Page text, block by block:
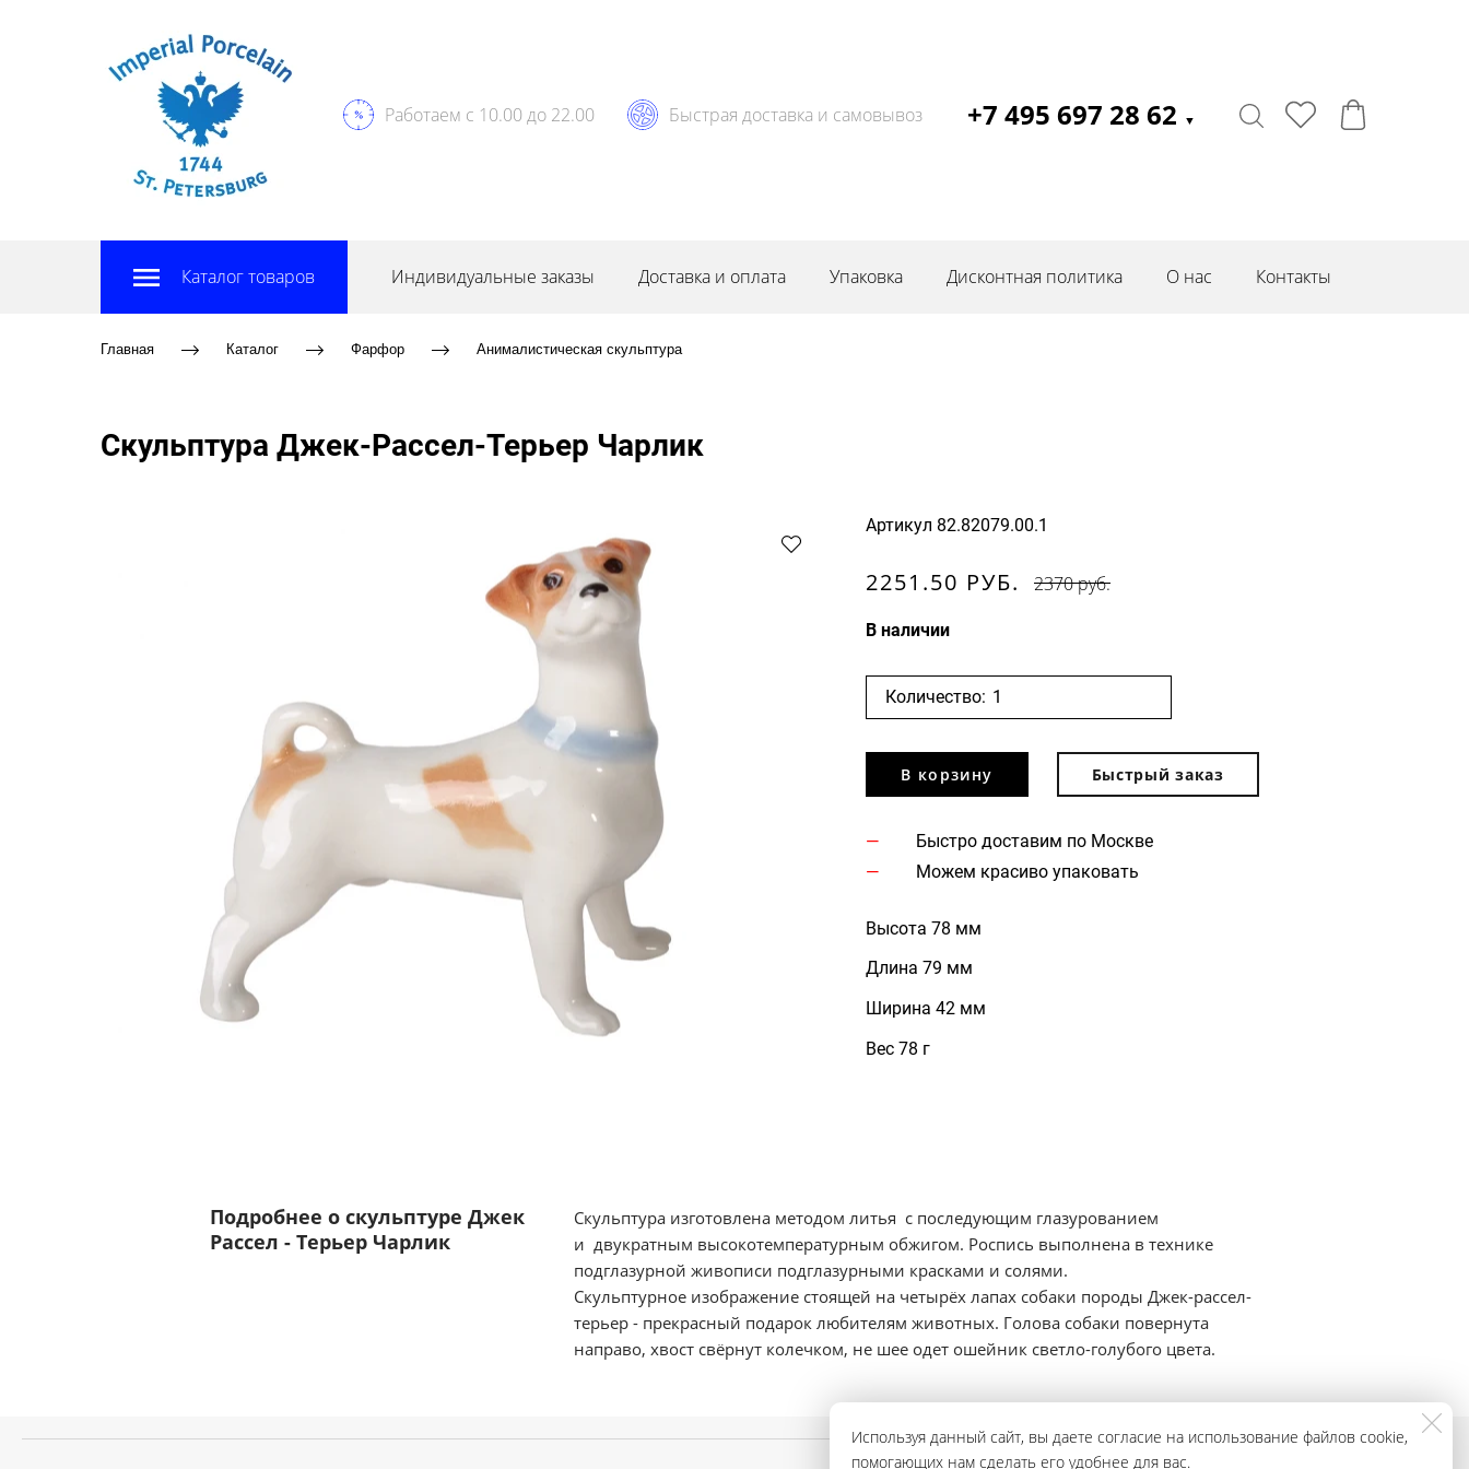
Работаем с 10.00 до 22.00 Быстрая доставка и самовывоз +7 495 697 28 62 ▼
Каталог товаров Индивидуальные заказы Доставка и оплата Упаковка Дисконтная политика О нас Контакты
Главная Каталог Фарфор Анималистическая скульптура
Скульптура Джек-Рассел-Терьер Чарлик
Артикул 82.82079.00.1
2251.50 РУБ. 2370 руб.
В наличии
Количество:
В корзину Быстрый заказ
Быстро доставим по Москве
Можем красиво упаковать
Высота 78 мм
Длина 79 мм
Ширина 42 мм
Вес 78 г
Подробнее о скульптуре Джек
Рассел - Терьер Чарлик
Скульптура изготовлена методом литья с последующим глазурованием
и двукратным высокотемпературным обжигом. Роспись выполнена в технике
подглазурной живописи подглазурными красками и солями.
Скульптурное изображение стоящей на четырёх лапах собаки породы Джек-рассел-
терьер - прекрасный подарок любителям животных. Голова собаки повернута
направо, хвост свёрнут колечком, не шее одет ошейник светло-голубого цвета.
Используя данный сайт, вы даете согласие на использование файлов cookie,
помогающих нам сделать его удобнее для вас.